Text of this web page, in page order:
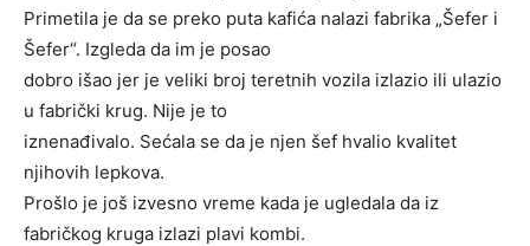
Primetila je da se preko puta kafića nalazi fabrika „Šefer i
Šefer“. Izgleda da im je posao
dobro išao jer je veliki broj teretnih vozila izlazio ili ulazio
u fabrički krug. Nije je to
iznenađivalo. Sećala se da je njen šef hvalio kvalitet
njihovih lepkova.
Prošlo je još izvesno vreme kada je ugledala da iz
fabričkog kruga izlazi plavi kombi.